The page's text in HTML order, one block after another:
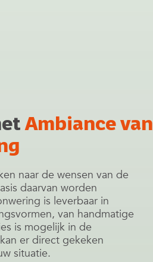
Ambiance van
naar de wensen van de
daarvan worden
is leverbaar in
van handmatige
is mogelijk in de
er direct gekeken
situatie.